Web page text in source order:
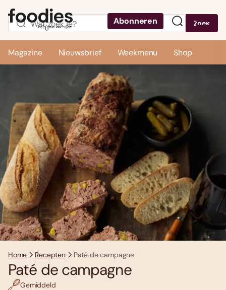
Abonneren Zoek
Magazine Nieuwsbrief Weekmenu Shop
Home Recepten Paté de campagne
Paté de campagne
Gemiddeld